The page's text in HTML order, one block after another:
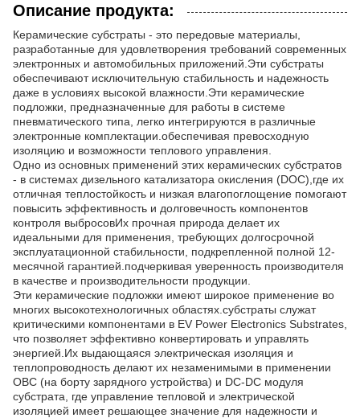
Описание продукта:
Керамические субстраты - это передовые материалы,
разработанные для удовлетворения требований современных
электронных и автомобильных приложений.Эти субстраты
обеспечивают исключительную стабильность и надежность
даже в условиях высокой влажности.Эти керамические
подложки, предназначенные для работы в системе
пневматического типа, легко интегрируются в различные
электронные комплектации.обеспечивая превосходную
изоляцию и возможности теплового управления.
Одно из основных применений этих керамических субстратов
- в системах дизельного катализатора окисления (DOC),где их
отличная теплостойкость и низкая влагопоглощение помогают
повысить эффективность и долговечность компонентов
контроля выбросовИх прочная природа делает их
идеальными для применения, требующих долгосрочной
эксплуатационной стабильности, подкрепленной полной 12-
месячной гарантией.подчеркивая уверенность производителя
в качестве и производительности продукции.
Эти керамические подложки имеют широкое применение во
многих высокотехнологичных областях.субстраты служат
критическими компонентами в EV Power Electronics Substrates,
что позволяет эффективно конвертировать и управлять
энергией.Их выдающаяся электрическая изоляция и
теплопроводность делают их незаменимыми в применении
OBC (на борту зарядного устройства) и DC-DC модуля
субстрата, где управление тепловой и электрической
изоляцией имеет решающее значение для надежности и